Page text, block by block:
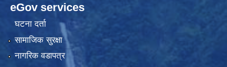
eGov services
घटना दर्ता
सामाजिक सुरक्षा
नागरिक वडापत्र